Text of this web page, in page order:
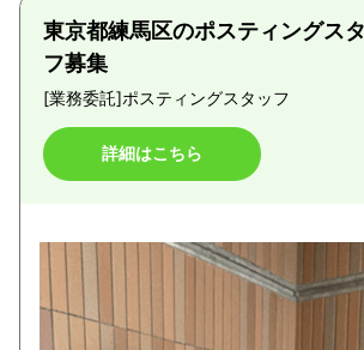
東京都練馬区のポスティングス
フ募集
[業務委託]ポスティングスタッフ
詳細はこちら